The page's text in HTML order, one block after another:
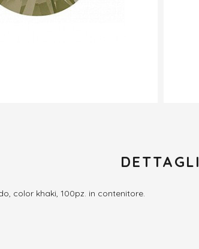
color khaki, 100pz. in contenitore.